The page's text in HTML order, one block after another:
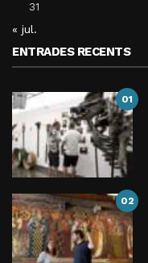
31
« jul.
ENTRADES RECENTS
01
02